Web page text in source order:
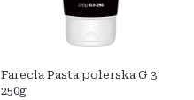
Farecla Pasta polerska G 3
250g